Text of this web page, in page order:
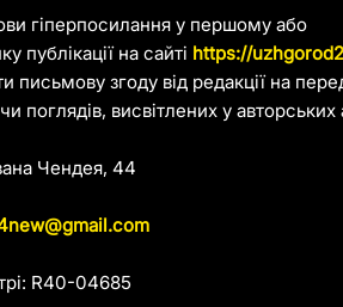
гіперпосилання у першому або
публікації на сайті https://
письмову згоду від редакції на
поглядів, висвітлених у
Чендея, 44
R40-04685